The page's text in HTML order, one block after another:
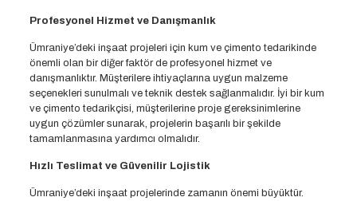
Profesyonel Hizmet ve Danışmanlık
Ümraniye’deki inşaat projeleri için kum ve çimento tedarikinde
önemli olan bir diğer faktör de profesyonel hizmet ve
danışmanlıktır. Müşterilere ihtiyaçlarına uygun malzeme
seçenekleri sunulmalı ve teknik destek sağlanmalıdır. İyi bir kum
ve çimento tedarikçisi, müşterilerine proje gereksinimlerine
uygun çözümler sunarak, projelerin başarılı bir şekilde
tamamlanmasına yardımcı olmalıdır.
Hızlı Teslimat ve Güvenilir Lojistik
Ümraniye’deki inşaat projelerinde zamanın önemi büyüktür.